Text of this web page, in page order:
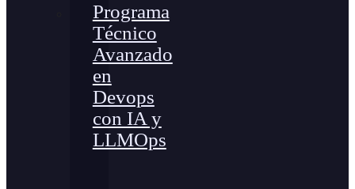
Programa
Técnico
Avanzado
en
Devops
con IA y
LLMOps